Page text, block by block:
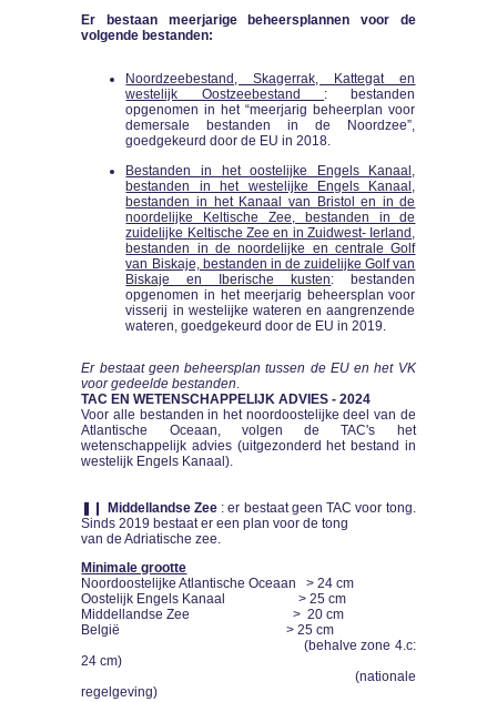
Er bestaan meerjarige beheersplannen voor de
volgende bestanden:
Noordzeebestand, Skagerrak, Kattegat en
westelijk Oostzeebestand : bestanden
opgenomen in het “meerjarig beheerplan voor
demersale bestanden in de Noordzee”,
goedgekeurd door de EU in 2018.
Bestanden in het oostelijke Engels Kanaal,
bestanden in het westelijke Engels Kanaal,
bestanden in het Kanaal van Bristol en in de
noordelijke Keltische Zee, bestanden in de
zuidelijke Keltische Zee en in Zuidwest- Ierland,
bestanden in de noordelijke en centrale Golf
van Biskaje, bestanden in de zuidelijke Golf van
Biskaje en Iberische kusten: bestanden
opgenomen in het meerjarig beheersplan voor
visserij in westelijke wateren en aangrenzende
wateren, goedgekeurd door de EU in 2019.
Er bestaat geen beheersplan tussen de EU en het VK
voor gedeelde bestanden.
TAC EN WETENSCHAPPELIJK ADVIES - 2024
Voor alle bestanden in het noordoostelijke deel van de
Atlantische Oceaan, volgen de TAC's het
wetenschappelijk advies (uitgezonderd het bestand in
westelijk Engels Kanaal).
❚❙ Middellandse Zee : er bestaat geen TAC voor tong.
Sinds 2019 bestaat er een plan voor de tong
van de Adriatische zee.
Minimale grootte
Noordoostelijke Atlantische Oceaan > 24 cm
Oostelijk Engels Kanaal > 25 cm
Middellandse Zee > 20 cm
België > 25 cm
(behalve zone 4.c:
24 cm)
(nationale
regelgeving)